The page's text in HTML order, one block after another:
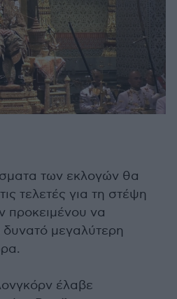
των εκλογών θα
τελετές για τη στέψη
προκειμένου να
δυνατό μεγαλύτερη
έλαβε